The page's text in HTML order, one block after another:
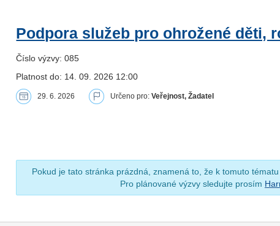
Podpora služeb pro ohrožené děti,
Číslo výzvy: 085
Platnost do: 14. 09. 2026 12:00
29. 6. 2026 Určeno pro:Veřejnost, Žadatel
Pokud je tato stránka prázdná, znamená to, že k tomuto
Pro plánované výzvy sledujte prosím